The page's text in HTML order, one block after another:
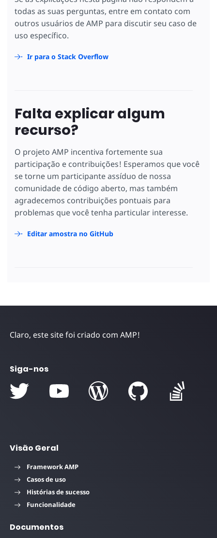
todas as suas perguntas, entre em contato com
outros usuários de AMP para discutir seu caso de
uso específico.
Ir para o Stack Overflow
Falta explicar algum
recurso?
O projeto AMP incentiva fortemente sua
participação e contribuições! Esperamos que você
se torne um participante assíduo de nossa
comunidade de código aberto, mas também
agradecemos contribuições pontuais para
problemas que você tenha particular interesse.
Editar amostra no GitHub
Claro, este site foi criado com AMP!
Siga-nos
Visão Geral
Framework AMP
Casos de uso
Histórias de sucesso
Funcionalidade
Documentos